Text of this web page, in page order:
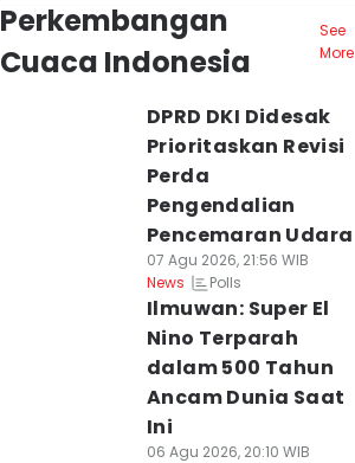
Perkembangan
Cuaca Indonesia
See
More
DPRD DKI Didesak
Prioritaskan Revisi
Perda
Pengendalian
Pencemaran Udara
07 Agu 2026, 21:56 WIB
News
Polls
Ilmuwan: Super El
Nino Terparah
dalam 500 Tahun
Ancam Dunia Saat
Ini
06 Agu 2026, 20:10 WIB